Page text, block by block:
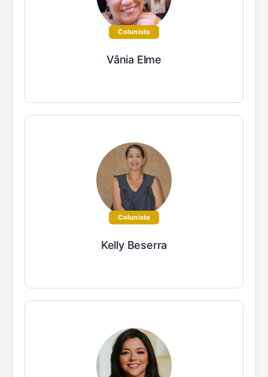
Colunista
Vânia Elme
Colunista
Kelly Beserra